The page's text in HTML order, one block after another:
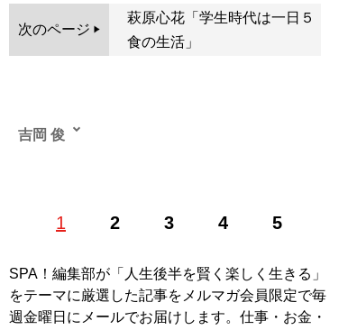
次のページ
萩原心花「学生時代は一日５
食の生活」
1 2 3 4 5
吉岡 俊
記事一覧へ
SPA！編集部が「人生後半を賢く楽しく生きる」
をテーマに厳選した記事をメルマガ会員限定で毎
週金曜日にメールでお届けします。仕事・お金・